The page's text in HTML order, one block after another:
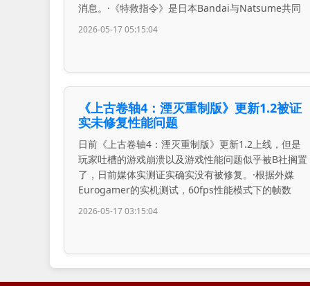
消息。·《特救指令》是日本Bandai与Natsume共同
2026-05-17 05:15:04
《上古卷轴4：湮灭重制版》更新1.2被证
实未修复性能问题
日前《上古卷轴4：湮灭重制版》更新1.2上线，但是
玩家吐槽的游戏崩溃以及游戏性能问题似乎被B社搁置
了，日前媒体实测证实确实没有被修复。·根据外媒
Eurogamer的实机测试，60fps性能模式下的帧数
2026-05-17 03:15:04